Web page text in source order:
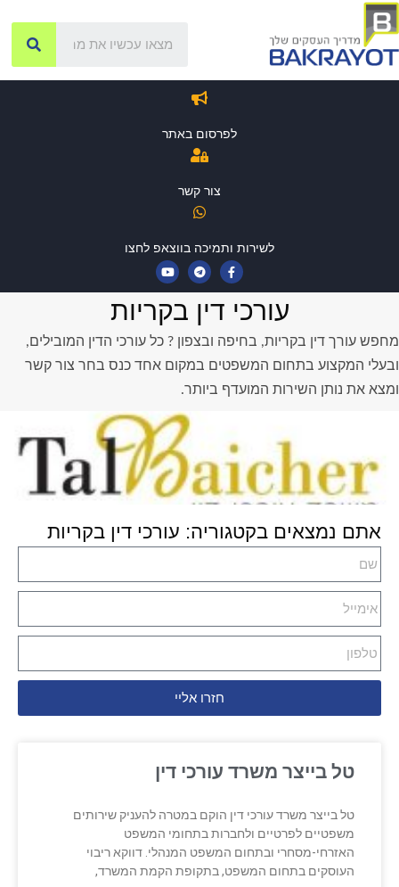
לפרסום באתר
צור קשר
לשירות ותמיכה בווצאפ לחצו
עורכי דין בקריות
מחפש עורך דין בקריות, בחיפה ובצפון ? כל עורכי הדין המובילים,
ובעלי המקצוע בתחום המשפטים במקום אחד כנס בחר צור קשר
ומצא את נותן השירות המועדף ביותר.
אתם נמצאים בקטגוריה: עורכי דין בקריות
חזרו אליי
טל בייצר משרד עורכי דין
טל בייצר משרד עורכי דין הוקם במטרה להעניק שירותים
משפטיים לפרטיים ולחברות בתחומי המשפט
האזרחי-מסחרי ובתחום המשפט המנהלי. דווקא ריבוי
העוסקים בתחום המשפט, בתקופת הקמת המשרד,